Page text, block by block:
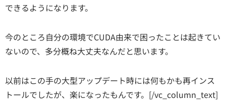
できるようになります。
今のところ自分の環境でCUDA由来で困ったことは起きてい
ないので、多分概ね大丈夫なんだと思います。
以前はこの手の大型アップデート時には何もかも再インス
トールでしたが、楽になったもんです。[/vc_column_text]